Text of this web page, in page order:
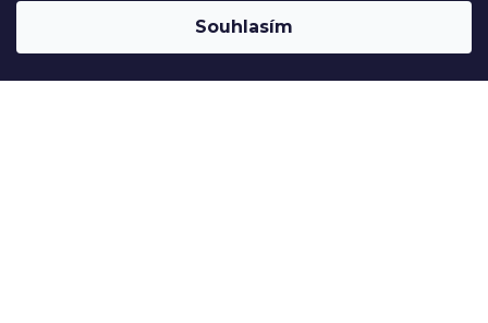
Souhlasím
Rehabilitační pomůcky
Upravit nastavení cookies